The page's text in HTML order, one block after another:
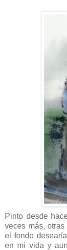
Pinto desde
veces más,
el fondo
en mi vida y